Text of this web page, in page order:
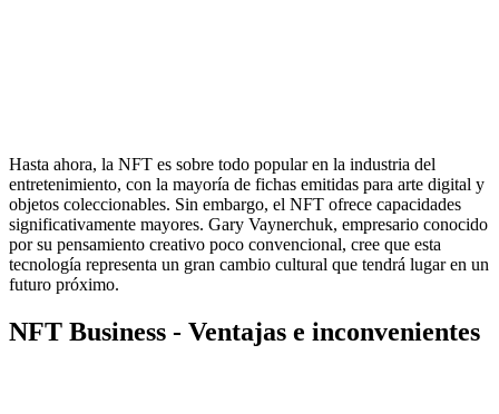
Hasta ahora, la NFT es sobre todo popular en la industria del
entretenimiento, con la mayoría de fichas emitidas para arte digital y
objetos coleccionables. Sin embargo, el NFT ofrece capacidades
significativamente mayores. Gary Vaynerchuk, empresario conocido
por su pensamiento creativo poco convencional, cree que esta
tecnología representa un gran cambio cultural que tendrá lugar en un
futuro próximo.
NFT Business - Ventajas e inconvenientes